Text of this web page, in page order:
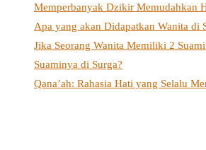
Memperbanyak Dzikir Memudahkan
Apa yang akan Didapatkan Wanita di
Jika Seorang Wanita Memiliki 2
Suaminya di Surga?
Qana’ah: Rahasia Hati yang Selalu